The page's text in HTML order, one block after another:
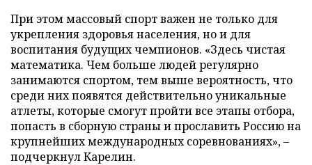
При этом массовый спорт важен не только для
укрепления здоровья населения, но и для
воспитания будущих чемпионов. «Здесь чистая
математика. Чем больше людей регулярно
занимаются спортом, тем выше вероятность, что
среди них появятся действительно уникальные
атлеты, которые смогут пройти все этапы отбора,
попасть в сборную страны и прославить Россию на
крупнейших международных соревнованиях», –
подчеркнул Карелин.